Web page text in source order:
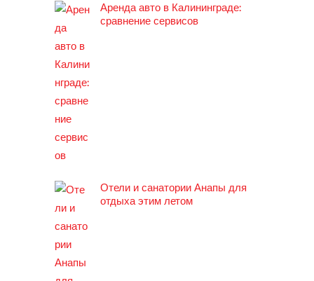
Аренда авто в Калининграде:
сравнение сервисов
Отели и санатории Анапы для
отдыха этим летом